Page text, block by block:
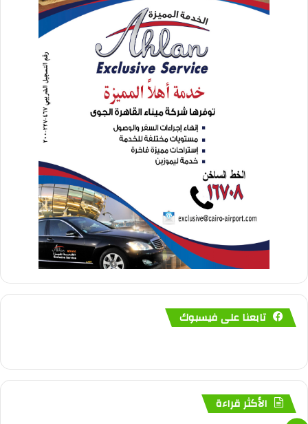
تابعنا على فيسبوك
الأكثر قراءة